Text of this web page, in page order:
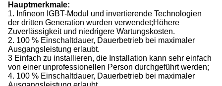
Hauptmerkmale:
1. Infineon IGBT-Modul und invertierende Technologien
der dritten Generation wurden verwendet;Höhere
Zuverlässigkeit und niedrigere Wartungskosten.
2. 100 % Einschaltdauer, Dauerbetrieb bei maximaler
Ausgangsleistung erlaubt.
3 Einfach zu installieren, die Installation kann sehr einfach
von einer unprofessionellen Person durchgeführt werden;
4. 100 % Einschaltdauer, Dauerbetrieb bei maximaler